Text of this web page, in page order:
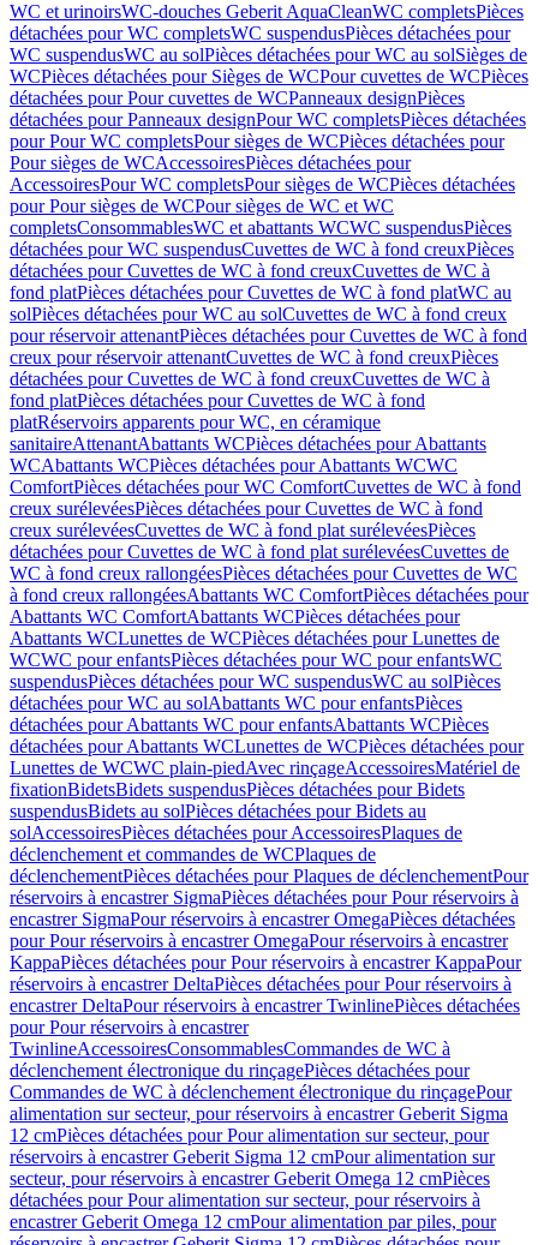
WC et urinoirsWC-douches Geberit AquaCleanWC completsPièces
détachées pour WC completsWC suspendusPièces détachées pour
WC suspendusWC au solPièces détachées pour WC au solSièges de
WCPièces détachées pour Sièges de WCPour cuvettes de WCPièces
détachées pour Pour cuvettes de WCPanneaux designPièces
détachées pour Panneaux designPour WC completsPièces détachées
pour Pour WC completsPour sièges de WCPièces détachées pour
Pour sièges de WCAccessoiresPièces détachées pour
AccessoiresPour WC completsPour sièges de WCPièces détachées
pour Pour sièges de WCPour sièges de WC et WC
completsConsommablesWC et abattants WCWC suspendusPièces
détachées pour WC suspendusCuvettes de WC à fond creuxPièces
détachées pour Cuvettes de WC à fond creuxCuvettes de WC à
fond platPièces détachées pour Cuvettes de WC à fond platWC au
solPièces détachées pour WC au solCuvettes de WC à fond creux
pour réservoir attenantPièces détachées pour Cuvettes de WC à fond
creux pour réservoir attenantCuvettes de WC à fond creuxPièces
détachées pour Cuvettes de WC à fond creuxCuvettes de WC à
fond platPièces détachées pour Cuvettes de WC à fond
platRéservoirs apparents pour WC, en céramique
sanitaireAttenantAbattants WCPièces détachées pour Abattants
WCAbattants WCPièces détachées pour Abattants WCWC
ComfortPièces détachées pour WC ComfortCuvettes de WC à fond
creux surélevéesPièces détachées pour Cuvettes de WC à fond
creux surélevéesCuvettes de WC à fond plat surélevéesPièces
détachées pour Cuvettes de WC à fond plat surélevéesCuvettes de
WC à fond creux rallongéesPièces détachées pour Cuvettes de WC
à fond creux rallongéesAbattants WC ComfortPièces détachées pour
Abattants WC ComfortAbattants WCPièces détachées pour
Abattants WCLunettes de WCPièces détachées pour Lunettes de
WCWC pour enfantsPièces détachées pour WC pour enfantsWC
suspendusPièces détachées pour WC suspendusWC au solPièces
détachées pour WC au solAbattants WC pour enfantsPièces
détachées pour Abattants WC pour enfantsAbattants WCPièces
détachées pour Abattants WCLunettes de WCPièces détachées pour
Lunettes de WCWC plain-piedAvec rinçageAccessoiresMatériel de
fixationBidetsBidets suspendusPièces détachées pour Bidets
suspendusBidets au solPièces détachées pour Bidets au
solAccessoiresPièces détachées pour AccessoiresPlaques de
déclenchement et commandes de WCPlaques de
déclenchementPièces détachées pour Plaques de déclenchementPour
réservoirs à encastrer SigmaPièces détachées pour Pour réservoirs à
encastrer SigmaPour réservoirs à encastrer OmegaPièces détachées
pour Pour réservoirs à encastrer OmegaPour réservoirs à encastrer
KappaPièces détachées pour Pour réservoirs à encastrer KappaPour
réservoirs à encastrer DeltaPièces détachées pour Pour réservoirs à
encastrer DeltaPour réservoirs à encastrer TwinlinePièces détachées
pour Pour réservoirs à encastrer
TwinlineAccessoiresConsommablesCommandes de WC à
déclenchement électronique du rinçagePièces détachées pour
Commandes de WC à déclenchement électronique du rinçagePour
alimentation sur secteur, pour réservoirs à encastrer Geberit Sigma
12 cmPièces détachées pour Pour alimentation sur secteur, pour
réservoirs à encastrer Geberit Sigma 12 cmPour alimentation sur
secteur, pour réservoirs à encastrer Geberit Omega 12 cmPièces
détachées pour Pour alimentation sur secteur, pour réservoirs à
encastrer Geberit Omega 12 cmPour alimentation par piles, pour